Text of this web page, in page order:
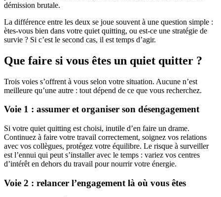
démission brutale.
La différence entre les deux se joue souvent à une question simple :
ètes-vous bien dans votre quiet quitting, ou est-ce une stratégie de
survie ? Si c’est le second cas, il est temps d’agir.
Que faire si vous êtes un quiet quitter ?
Trois voies s’offrent à vous selon votre situation. Aucune n’est
meilleure qu’une autre : tout dépend de ce que vous recherchez.
Voie 1 : assumer et organiser son désengagement
Si votre quiet quitting est choisi, inutile d’en faire un drame.
Continuez à faire votre travail correctement, soignez vos relations
avec vos collègues, protégez votre équilibre. Le risque à surveiller
est l’ennui qui peut s’installer avec le temps : variez vos centres
d’intérêt en dehors du travail pour nourrir votre énergie.
Voie 2 : relancer l’engagement là où vous êtes